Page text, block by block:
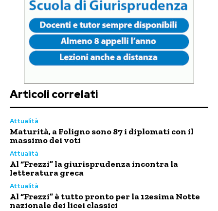
Articoli correlati
Attualità
Maturità, a Foligno sono 87 i diplomati con il
massimo dei voti
Attualità
Al “Frezzi” la giurisprudenza incontra la
letteratura greca
Attualità
Al “Frezzi” è tutto pronto per la 12esima Notte
nazionale dei licei classici